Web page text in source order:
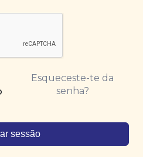
Esqueceste-te da
senha?
sessão